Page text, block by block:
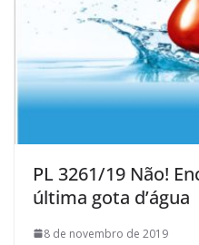
PL 3261/19 Não!
última gota d’água
8 de novembro de 2019